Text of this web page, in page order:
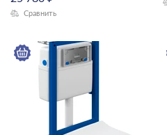
Сравнить